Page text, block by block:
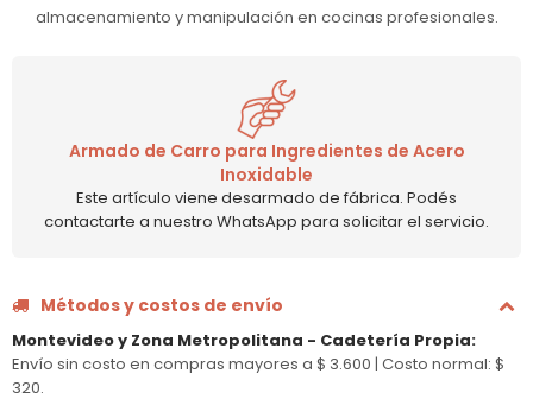
almacenamiento y manipulación en cocinas profesionales.
Armado de Carro para Ingredientes de Acero
Inoxidable
Este artículo viene desarmado de fábrica. Podés
contactarte a nuestro WhatsApp para solicitar el servicio.
Métodos y costos de envío
Montevideo y Zona Metropolitana - Cadetería Propia:
Envío sin costo en compras mayores a $ 3.600 | Costo normal: $
320.